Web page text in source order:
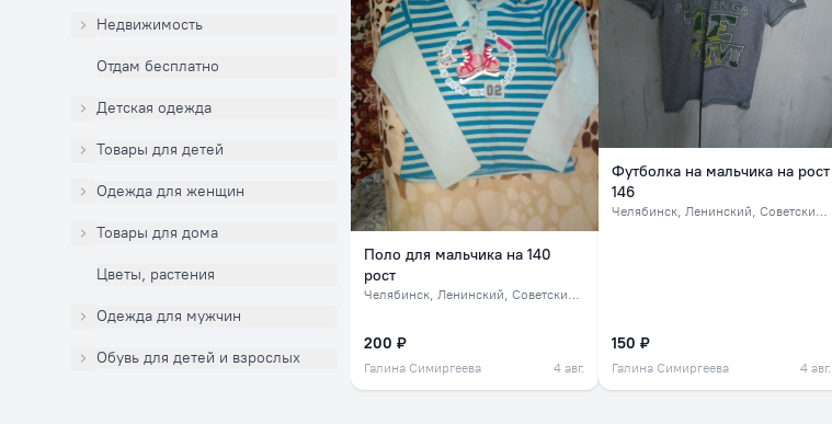
Недвижимость
Отдам бесплатно
Детская одежда
Товары для детей
Одежда для женщин
Товары для дома
Цветы, растения
Одежда для мужчин
Обувь для детей и взрослых
Поло для мальчика на 140
рост
Челябинск , Ленинский, Советский, северок
200 ₽
Галина Симиргеева 4 авг.
Футболка на мальчика на рост
146
Челябинск, Ленинский, Советский, северок
150 ₽
Галина Симиргеева 4 авг.